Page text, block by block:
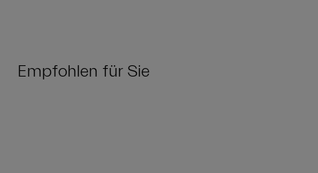
Empfohlen für Sie